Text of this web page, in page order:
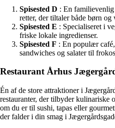
Spisested D : En familievenlig
retter, der tiltaler både børn og
Spisested E : Specialiseret i
friske lokale ingredienser.
Spisested F : En populær
sandwiches og salater til
Restaurant Århus
Én af de store attraktioner i
restauranter, der tilbyder kulinariske
om du er til sushi, tapas eller
der falder i din smag i